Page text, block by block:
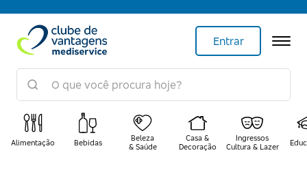
Entrar
Alimentação Bebidas
Beleza
& Saúde
Casa &
Decoração
Ingressos
Cultura & Lazer